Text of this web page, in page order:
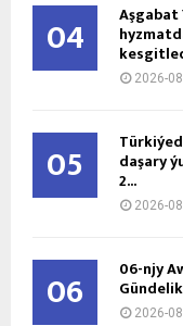
04 Aşgabat
2026-
05 daşary
2...
2026-
06 06-njy
2026-